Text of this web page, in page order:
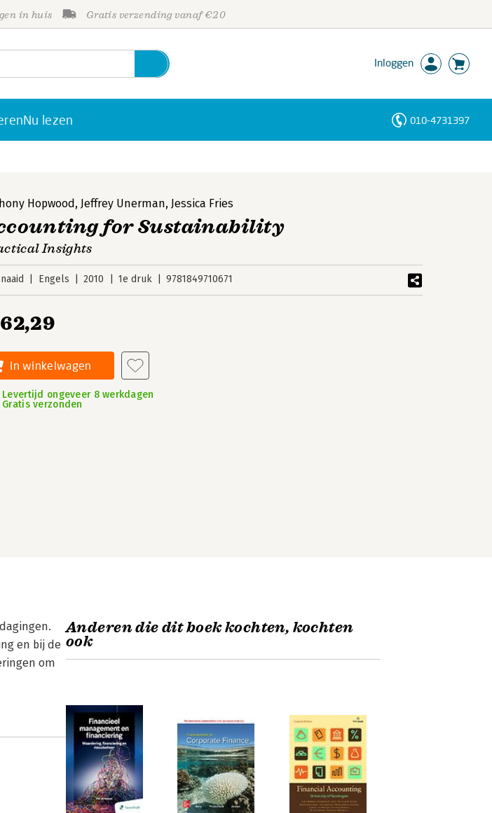
in huis Gratis verzending vanaf €20
Inloggen
Nu lezen 010-4731397
Hopwood, Jeffrey Unerman, Jessica Fries
for Sustainability
Insights
Engels 2010 1e druk 9781849710671
In winkelwagen
Levertijd ongeveer 8 werkdagen
Gratis verzonden
en bij de
om
Anderen die dit boek kochten, kochten
ook
Personen